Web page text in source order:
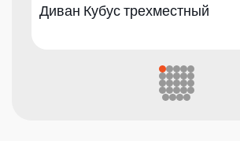
Диван Кубус трехместный